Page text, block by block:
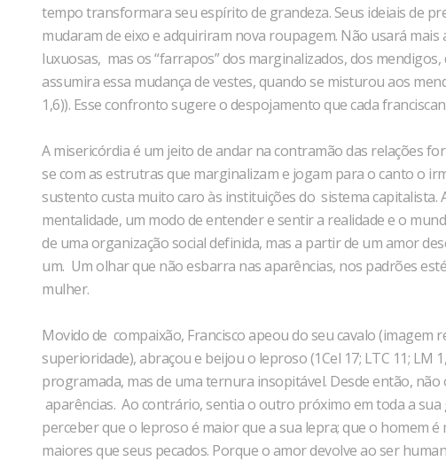
tempo transformara seu espírito de grandeza. Seus ideiais de
mudaram de eixo e adquiriram nova roupagem. Não usará mais
luxuosas, mas os “farrapos” dos marginalizados, dos mendigos,
assumira essa mudança de vestes, quando se misturou aos
1,6)). Esse confronto sugere o despojamento que cada
A misericórdia é um jeito de andar na contramão das relações
se com as estrutras que marginalizam e jogam para o canto o
sustento custa muito caro às instituições do sistema capitalista.
mentalidade, um modo de entender e sentir a realidade e o
de uma organização social definida, mas a partir de um amor
um. Um olhar que não esbarra nas aparências, nos padrões
mulher.
Movido de compaixão, Francisco apeou do seu cavalo
superioridade), abraçou e beijou o leproso (1Cel 17; LTC 11; LM
programada, mas de uma ternura insopitável. Desde então,
aparências. Ao contrário, sentia o outro próximo em toda a sua
perceber que o leproso é maior que a sua lepra; que o homem
maiores que seus pecados. Porque o amor devolve ao ser